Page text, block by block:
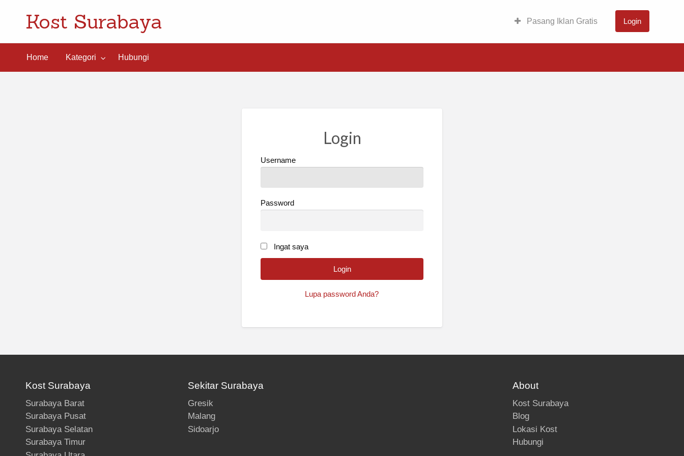
Kost Surabaya Pasang Iklan Gratis Login
Home Kategori Hubungi
Login
Username
Password
Ingat saya
Lupa password Anda?
Kost Surabaya
Surabaya Barat
Surabaya Pusat
Surabaya Selatan
Surabaya Timur
Sekitar Surabaya
Gresik
Malang
Sidoarjo
About
Kost Surabaya
Blog
Lokasi Kost
Hubungi